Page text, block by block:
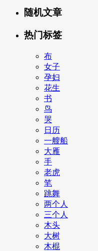
随机文章
热门标签
布
女子
孕妇
花生
书
鸟
哭
日历
一艘船
大雁
手
老虎
笔
跳舞
两个人
三个人
木头
大树
木棍